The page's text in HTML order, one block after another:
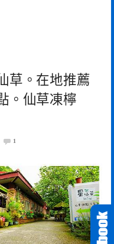
草。在地推薦
。仙草凍檸
1